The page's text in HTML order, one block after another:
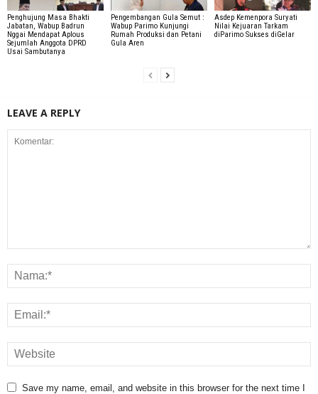
Penghujung Masa Bhakti
Jabatan, Wabup Badrun
Nggai Mendapat Aplous
Sejumlah Anggota DPRD
Usai Sambutanya
Pengembangan Gula Semut :
Wabup Parimo Kunjungi
Rumah Produksi dan Petani
Gula Aren
Asdep Kemenpora Suryati
Nilai Kejuaran Tarkam
diParimo Sukses diGelar
LEAVE A REPLY
Save my name, email, and website in this browser for the next time I